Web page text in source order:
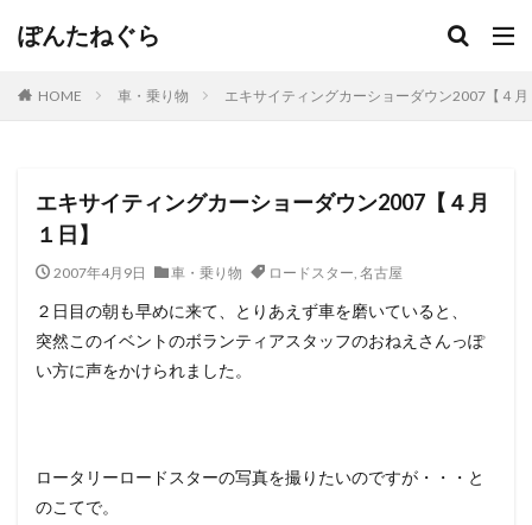
ぽんたねぐら
HOME 車・乗り物 エキサイティングカーショーダウン2007【４月
エキサイティングカーショーダウン2007【４月
１日】
2007年4月9日 車・乗り物 ロードスター, 名古屋
２日目の朝も早めに来て、とりあえず車を磨いていると、
突然このイベントのボランティアスタッフのおねえさんっぽ
い方に声をかけられました。
ロータリーロードスターの写真を撮りたいのですが・・・と
のこてで。